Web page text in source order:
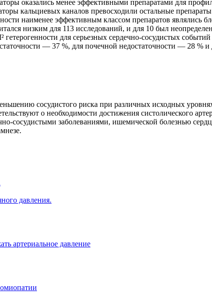
оказались менее эффективными препаратами для
кальциевых каналов превосходили остальные
наименее эффективным классом препаратов являлись
низким для 113 исследований, и для 10 был
гетерогенности для серьезных сердечно-сосудистых
— 37 %, для почечной недостаточности — 28 %
сосудистого риска при различных исходных
о необходимости достижения систолического
сосудистыми заболеваниями, ишемической болезнью
давления.
артериальное давление